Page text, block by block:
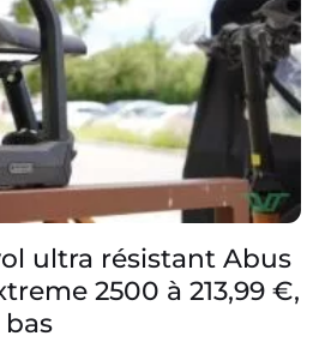
ultra résistant Abus
2500 à 213,99 €,